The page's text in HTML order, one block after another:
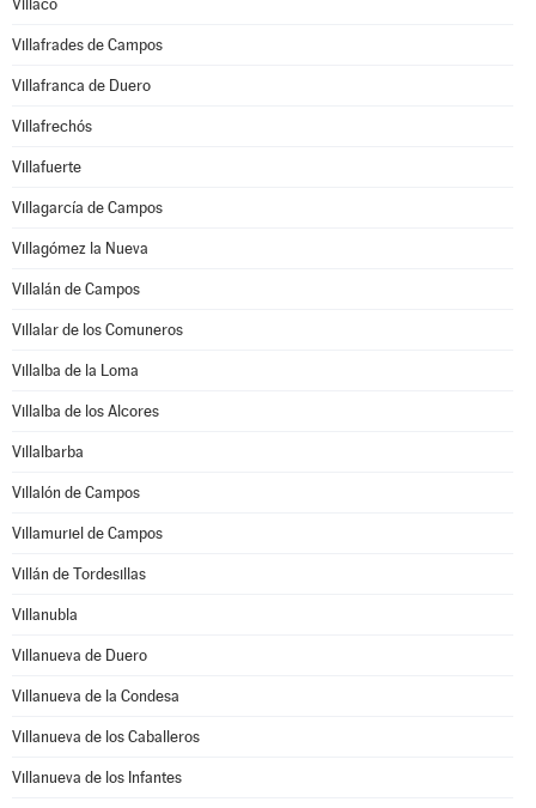
Villaco
Villafrades de Campos
Villafranca de Duero
Villafrechós
Villafuerte
Villagarcía de Campos
Villagómez la Nueva
Villalán de Campos
Villalar de los Comuneros
Villalba de la Loma
Villalba de los Alcores
Villalbarba
Villalón de Campos
Villamuriel de Campos
Villán de Tordesillas
Villanubla
Villanueva de Duero
Villanueva de la Condesa
Villanueva de los Caballeros
Villanueva de los Infantes